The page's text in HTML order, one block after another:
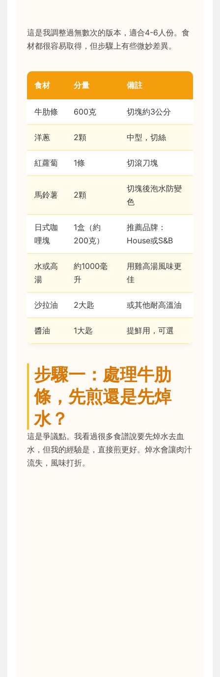
這是我調整過無數次的版本，適合4-6人份。食
材都很容易取得，但步驟上有些微妙差異。
食材 分量 備註
牛肋條 600克 切塊約3公分
洋蔥 2顆 中型，切絲
紅蘿蔔 1條 切滾刀塊
馬鈴薯 2顆
切塊後泡水防變
色
日式咖
哩塊
1盒（約
200克）
推薦品牌：
House或S&B
水或高
湯
約1000毫
升
用雞高湯風味更
佳
沙拉油 2大匙 或其他耐高溫油
醬油 1大匙 提鮮用，可選
步驟一：處理牛肋
條，先煎還是先焯
水？
這是爭議點。我看過很多食譜說要先焯水去血
水，但我的經驗是，直接煎更好。焯水會讓肉汁
流失，風味打折。